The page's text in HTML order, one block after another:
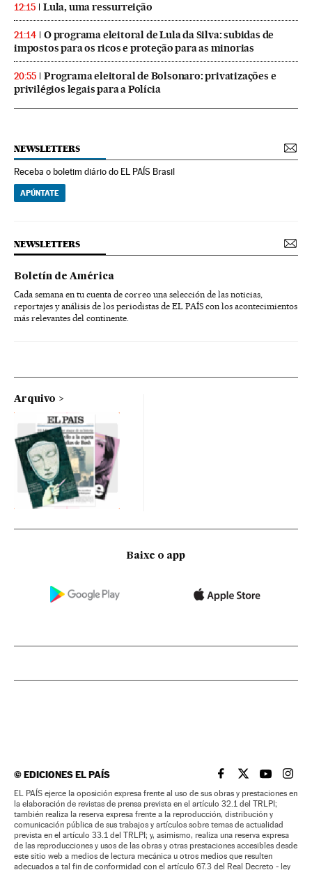
12:15 Lula, uma ressurreição
21:14
O programa eleitoral de Lula da Silva: subidas de
impostos para os ricos e proteção para as minorias
20:55
Programa eleitoral de Bolsonaro: privatizações e
privilégios legais para a Polícia
NEWSLETTERS
Receba o boletim diário do EL PAÍS Brasil
APÚNTATE
NEWSLETTERS
Boletín de América
Cada semana en tu cuenta de correo una selección de las noticias,
reportajes y análisis de los periodistas de EL PAÍS con los acontecimientos
más relevantes del continente.
Arquivo
Baixe o app
©EDICIONES EL PAÍS EL PAÍS BRASIL EN
EL PAÍSEL PAÍS
EL
EL PAÍS ejerce la oposición expresa frente al uso de sus obras y prestaciones en
la elaboración de revistas de prensa prevista en el artículo 32.1 del TRLPI;
también realiza la reserva expresa frente a la reproducción, distribución y
comunicación pública de sus trabajos y artículos sobre temas de actualidad
prevista en el artículo 33.1 del TRLPI; y, asimismo, realiza una reserva expresa
de las reproducciones y usos de las obras y otras prestaciones accesibles desde
este sitio web a medios de lectura mecánica u otros medios que resulten
adecuados a tal fin de conformidad con el artículo 67.3 del Real Decreto - ley